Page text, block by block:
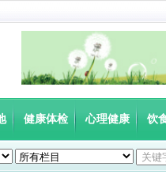
健康体检 心理健康 饮